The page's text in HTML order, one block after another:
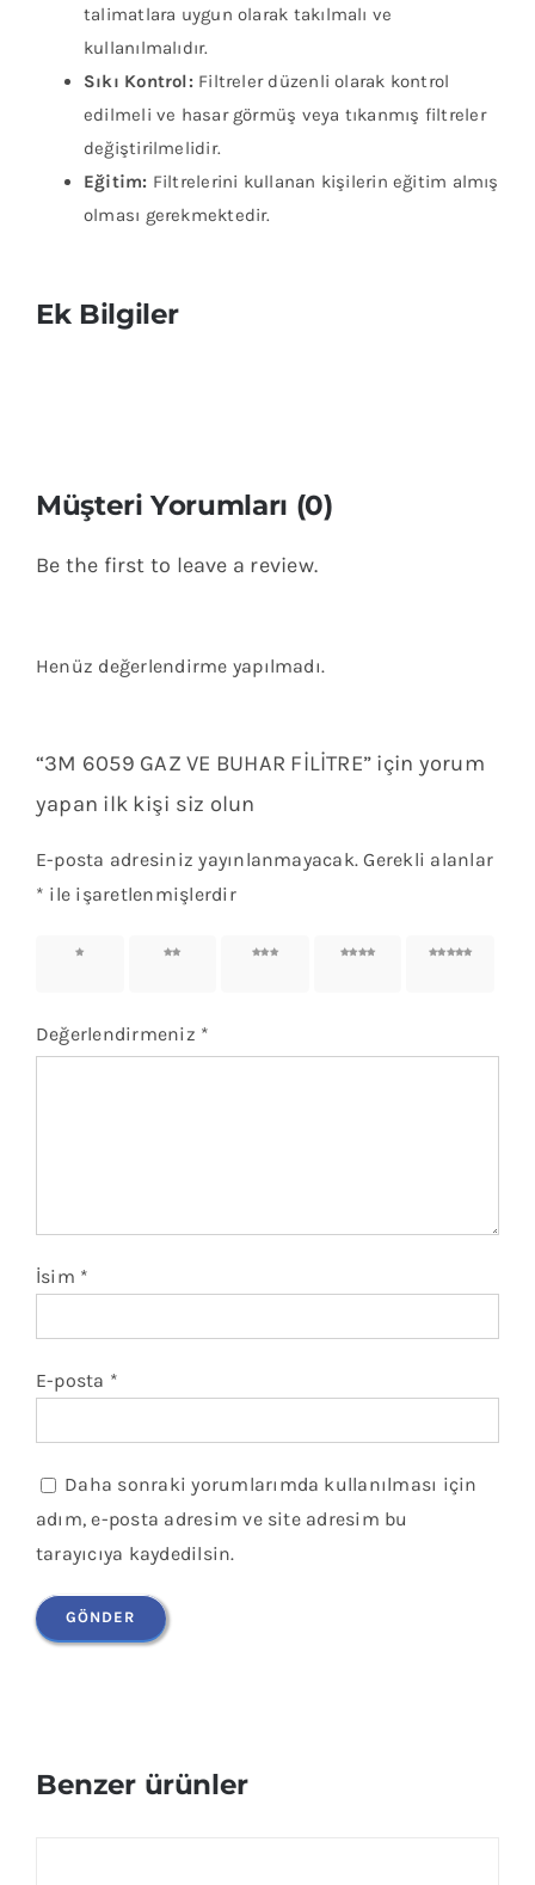
talimatlara uygun olarak takılmalı ve
kullanılmalıdır.
Sıkı Kontrol: Filtreler düzenli olarak kontrol
edilmeli ve hasar görmüş veya tıkanmış filtreler
değiştirilmelidir.
Eğitim: Filtrelerini kullanan kişilerin eğitim almış
olması gerekmektedir.
Ek Bilgiler
Müşteri Yorumları (0)
Be the first to leave a review.
Henüz değerlendirme yapılmadı.
“3M 6059 GAZ VE BUHAR FİLİTRE” için yorum
yapan ilk kişi siz olun
E-posta adresiniz yayınlanmayacak. Gerekli alanlar
* ile işaretlenmişlerdir
2/5
3/5
4/5
5/5
Değerlendirmeniz *
İsim *
E-posta *
Daha sonraki yorumlarımda kullanılması için
adım, e-posta adresim ve site adresim bu
tarayıcıya kaydedilsin.
Benzer ürünler